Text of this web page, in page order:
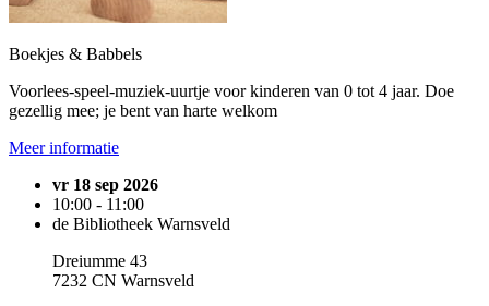
Boekjes & Babbels
Voorlees-speel-muziek-uurtje voor kinderen van 0 tot 4 jaar. Doe
gezellig mee; je bent van harte welkom
Meer informatie
vr 18 sep 2026
10:00 - 11:00
de Bibliotheek Warnsveld
Dreiumme 43
7232 CN Warnsveld